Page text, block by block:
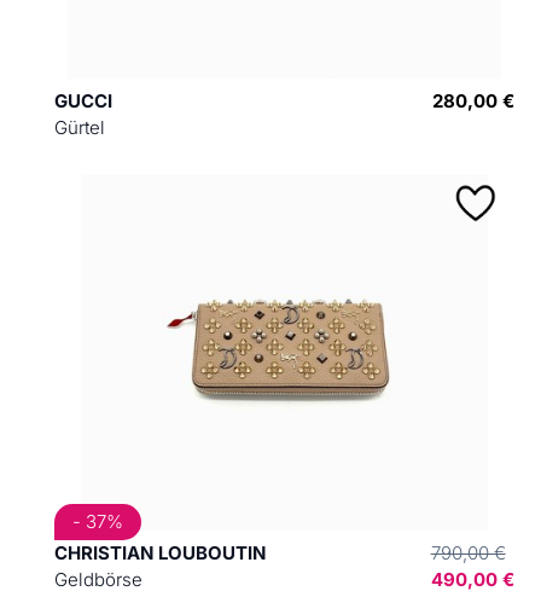
GUCCI
Gürtel
280,00 €
CHRISTIAN LOUBOUTIN
Geldbörse
790,00 €
490,00 €
- 37%